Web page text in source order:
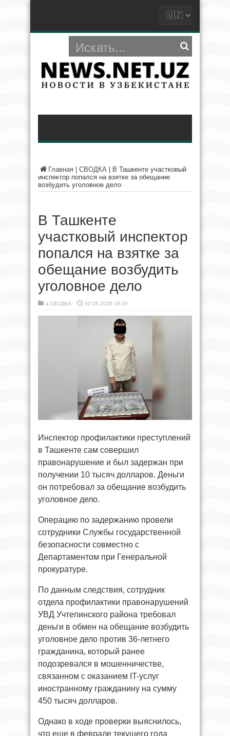
Главная СВОДКА
В Ташкенте участковый
инспектор попался на взятке за обещание
возбудить уголовное дело
В Ташкенте
участковый инспектор
попался на взятке за
обещание возбудить
уголовное дело
в СВОДКА 02.05.2026 19:10
Инспектор профилактики преступлений
в Ташкенте сам совершил
правонарушение и был задержан при
получении 10 тысяч долларов. Деньги
он потребовал за обещание возбудить
уголовное дело.
Операцию по задержанию провели
сотрудники Службы государственной
безопасности совместно с
Департаментом при Генеральной
прокуратуре.
По данным следствия, сотрудник
отдела профилактики правонарушений
УВД Учтепинского района требовал
деньги в обмен на обещание возбудить
уголовное дело против 36-летнего
гражданина, который ранее
подозревался в мошенничестве,
связанном с оказанием IT-услуг
иностранному гражданину на сумму
450 тысяч долларов.
Однако в ходе проверки выяснилось,
что еще в феврале текущего года